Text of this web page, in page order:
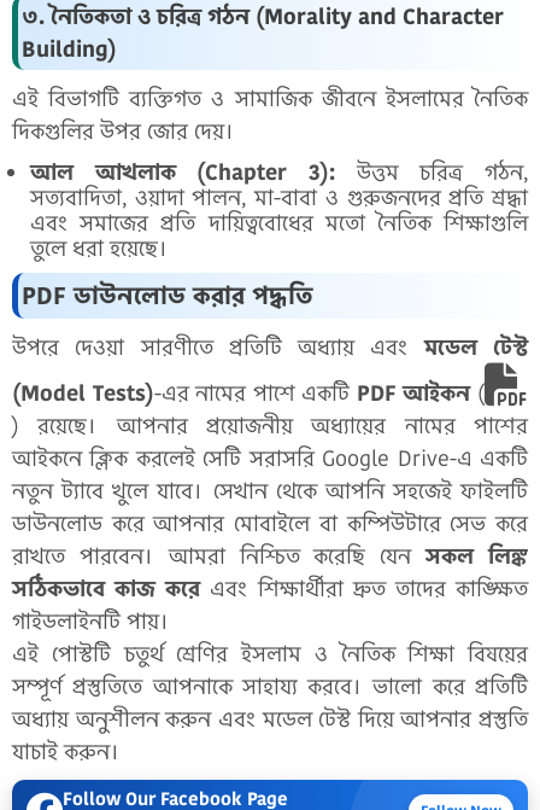
৩. নৈতিকতা ও চরিত্র গঠন (Morality and Character
Building)
এই বিভাগটি ব্যক্তিগত ও সামাজিক জীবনে ইসলামের নৈতিক
দিকগুলির উপর জোর দেয়।
আল আখলাক (Chapter 3): উত্তম চরিত্র গঠন,
সত্যবাদিতা, ওয়াদা পালন, মা-বাবা ও গুরুজনদের প্রতি শ্রদ্ধা
এবং সমাজের প্রতি দায়িত্ববোধের মতো নৈতিক শিক্ষাগুলি
তুলে ধরা হয়েছে।
PDF ডাউনলোড করার পদ্ধতি
উপরে দেওয়া সারণীতে প্রতিটি অধ্যায় এবংমডেল টেস্ট
(Model Tests)-এর নামের পাশে একটি PDF আইকন(
) রয়েছে। আপনার প্রয়োজনীয় অধ্যায়ের নামের পাশের
আইকনে ক্লিক করলেই সেটি সরাসরি Google Drive-এ একটি
নতুন ট্যাবে খুলে যাবে। সেখান থেকে আপনি সহজেই ফাইলটি
ডাউনলোড করে আপনার মোবাইলে বা কম্পিউটারে সেভ করে
রাখতে পারবেন। আমরা নিশ্চিত করেছি যেনসকল লিঙ্ক
সঠিকভাবে কাজ করেএবং শিক্ষার্থীরা দ্রুত তাদের কাঙ্ক্ষিত
গাইডলাইনটি পায়।
এই পোস্টটি চতুর্থ শ্রেণির ইসলাম ও নৈতিক শিক্ষা বিষয়ের
সম্পূর্ণ প্রস্তুতিতে আপনাকে সাহায্য করবে। ভালো করে প্রতিটি
অধ্যায় অনুশীলন করুন এবং মডেল টেস্ট দিয়ে আপনার প্রস্তুতি
যাচাই করুন।
Follow Our Facebook Page